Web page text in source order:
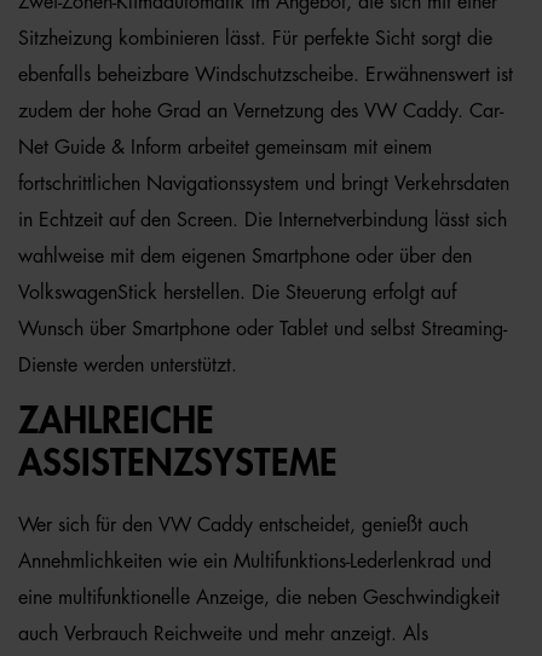
Sitzheizung kombinieren lässt. Für perfekte Sicht sorgt die
ebenfalls beheizbare Windschutzscheibe. Erwähnenswert ist
zudem der hohe Grad an Vernetzung des VW Caddy. Car-
Net Guide & Inform arbeitet gemeinsam mit einem
fortschrittlichen Navigationssystem und bringt Verkehrsdaten
in Echtzeit auf den Screen. Die Internetverbindung lässt sich
wahlweise mit dem eigenen Smartphone oder über den
VolkswagenStick herstellen. Die Steuerung erfolgt auf
Wunsch über Smartphone oder Tablet und selbst Streaming-
Dienste werden unterstützt.
ZAHLREICHE
ASSISTENZSYSTEME
Wer sich für den VW Caddy entscheidet, genießt auch
Annehmlichkeiten wie ein Multifunktions-Lederlenkrad und
eine multifunktionelle Anzeige, die neben Geschwindigkeit
auch Verbrauch Reichweite und mehr anzeigt. Als